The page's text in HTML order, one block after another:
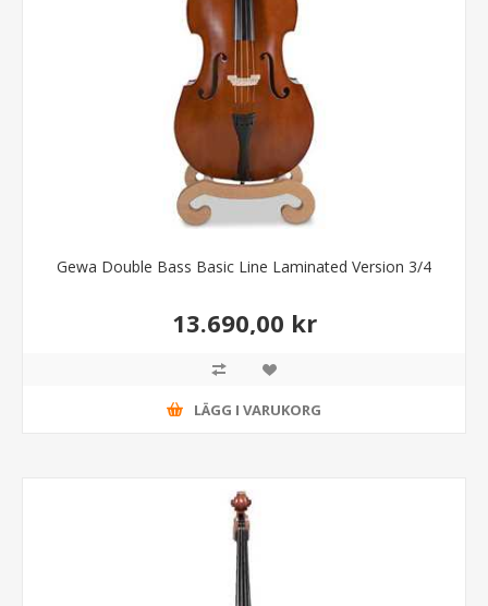
Gewa Double Bass Basic Line Laminated Version 3/4
13.690,00 kr
LÄGG I VARUKORG